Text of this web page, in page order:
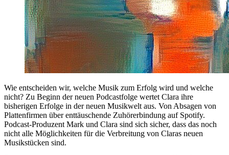
Wie entscheiden wir, welche Musik zum Erfolg wird und welche
nicht? Zu Beginn der neuen Podcastfolge wertet Clara ihre
bisherigen Erfolge in der neuen Musikwelt aus. Von Absagen von
Plattenfirmen über enttäuschende Zuhörerbindung auf Spotify.
Podcast-Produzent Mark und Clara sind sich sicher, dass das noch
nicht alle Möglichkeiten für die Verbreitung von Claras neuen
Musikstücken sind.